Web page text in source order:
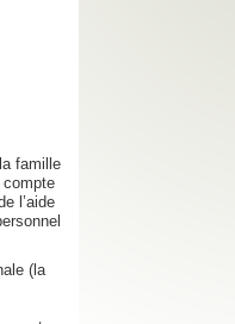
famille
l’aide
(la